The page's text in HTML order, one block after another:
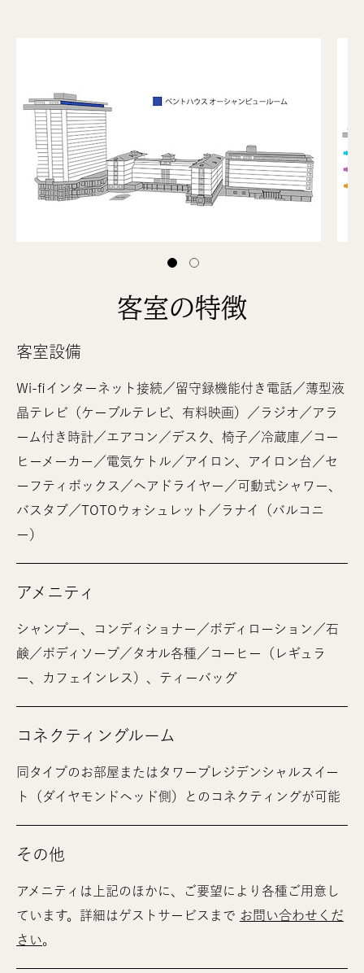
1 of 2
客室の特徴
客室設備
Wi-fiインターネット接続／留守録機能付き電話／薄型液
晶テレビ（ケーブルテレビ、有料映画）／ラジオ／アラ
ーム付き時計／エアコン／デスク、椅子／冷蔵庫／コー
ヒーメーカー／電気ケトル／アイロン、アイロン台／セ
ーフティボックス／ヘアドライヤー／可動式シャワー、
バスタブ／TOTOウォシュレット／ラナイ（バルコニ
ー）
アメニティ
シャンプー、コンディショナー／ボディローション／石
鹸／ボディソープ／タオル各種／コーヒー（レギュラ
ー、カフェインレス）、ティーバッグ
コネクティングルーム
同タイプのお部屋またはタワープレジデンシャルスイー
ト（ダイヤモンドヘッド側）とのコネクティングが可能
その他
アメニティは上記のほかに、ご要望により各種ご用意し
ています。詳細はゲストサービスまで お問い合わせくだ
さい。